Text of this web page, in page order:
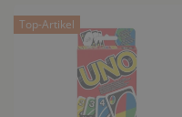
Top-Artikel